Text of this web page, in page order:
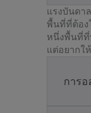
แรงบันดา
พื้นที่ที่ต้อง
หนึ่งพื้นที่ที่
แต่อยากใ
การ